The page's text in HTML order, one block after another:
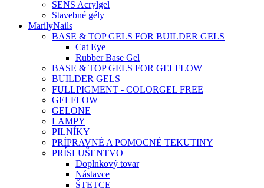
SENS Acrylgel
Stavebné gély
MarilyNails
BASE & TOP GELS FOR BUILDER GELS
Cat Eye
Rubber Base Gel
BASE & TOP GELS FOR GELFLOW
BUILDER GELS
FULLPIGMENT - COLORGEL FREE
GELFLOW
GELONE
LAMPY
PILNÍKY
PRÍPRAVNÉ A POMOCNÉ TEKUTINY
PRÍSLUŠENTVO
Doplnkový tovar
Nástavce
ŠTETCE